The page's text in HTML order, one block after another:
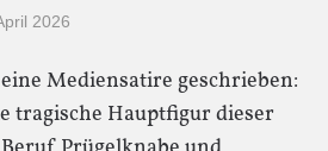
2026
Mediensatire geschrieben:
tragische Hauptfigur dieser